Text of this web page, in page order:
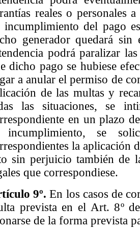
reales o personales
incumplimiento del pago
generador quedará sin
podrá paralizar
dicho pago se hubiese
a anular el permiso de
de las multas y
las situaciones, se
en un plazo
se
la aplicación
sin perjuicio también de
que correspondiese.
9º. En los casos de
prevista en el Art. 8º
de la forma prevista